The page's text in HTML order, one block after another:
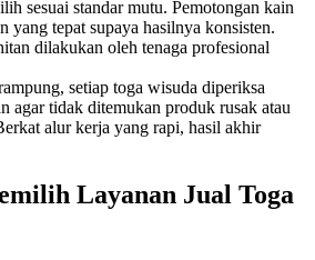
sesuai standar mutu. Pemotongan kain
yang tepat supaya hasilnya konsisten.
dilakukan oleh tenaga profesional
setiap toga wisuda diperiksa
agar tidak ditemukan produk rusak atau
alur kerja yang rapi, hasil akhir
Layanan Jual Toga